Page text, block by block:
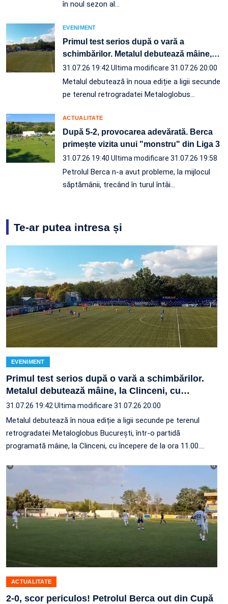
în noul sezon al…
EVENIMENT
Primul test serios după o vară a
schimbărilor. Metalul debutează mâine,…
31.07.26 19:42 Ultima modificare 31.07.26 20:00
Metalul debutează în noua ediție a ligii secunde
pe terenul retrogradatei Metaloglobus…
ACTUALITATE
După 5-2, provocarea adevărată. Berca
primește vizita unui "monstru" din Liga 3
31.07.26 19:40 Ultima modificare 31.07.26 19:58
Petrolul Berca n-a avut probleme, la mijlocul
săptămânii, trecând în turul întâi…
Te-ar putea intresa și
EVENIMENT
Primul test serios după o vară a schimbărilor.
Metalul debutează mâine, la Clinceni, cu…
31.07.26 19:42 Ultima modificare 31.07.26 20:00
Metalul debutează în noua ediție a ligii secunde pe terenul
retrogradatei Metaloglobus București, într-o partidă
programată mâine, la Clinceni, cu începere de la ora 11.00.…
ACTUALITATE
2-0, scor periculos! Petrolul Berca out din Cupă